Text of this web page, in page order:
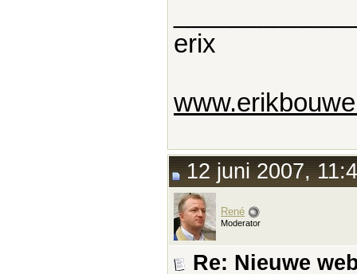
erix
12 juni 2007,
René
Moderator
Re: Nieuwe